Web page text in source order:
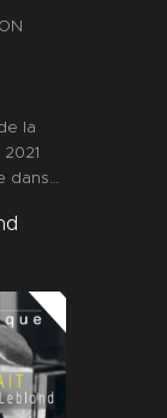
la
dans…